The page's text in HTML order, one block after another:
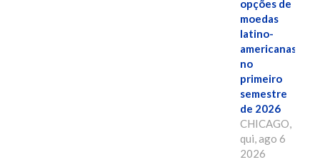
opções de
moedas
latino-
americanas
no
primeiro
semestre
de 2026
CHICAGO,
qui, ago 6
2026